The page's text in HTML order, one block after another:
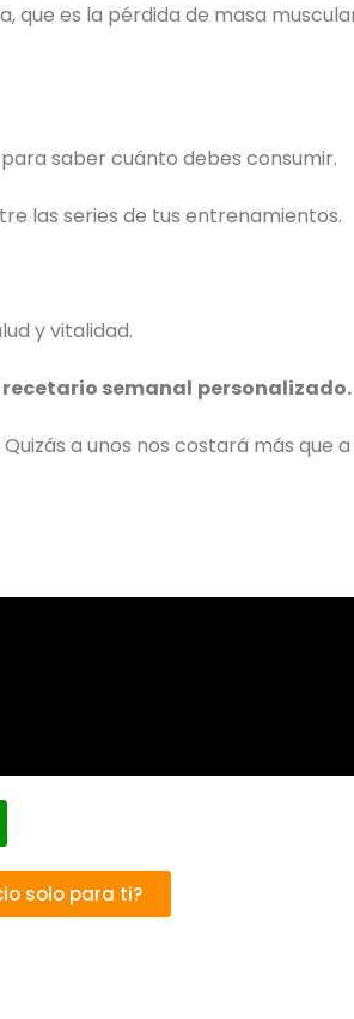
que es la pérdida de masa
saber cuánto debes consumir.
las series de tus entrenamientos.
y vitalidad.
recetario semanal personalizado.
a unos nos costará más que
solo para ti?